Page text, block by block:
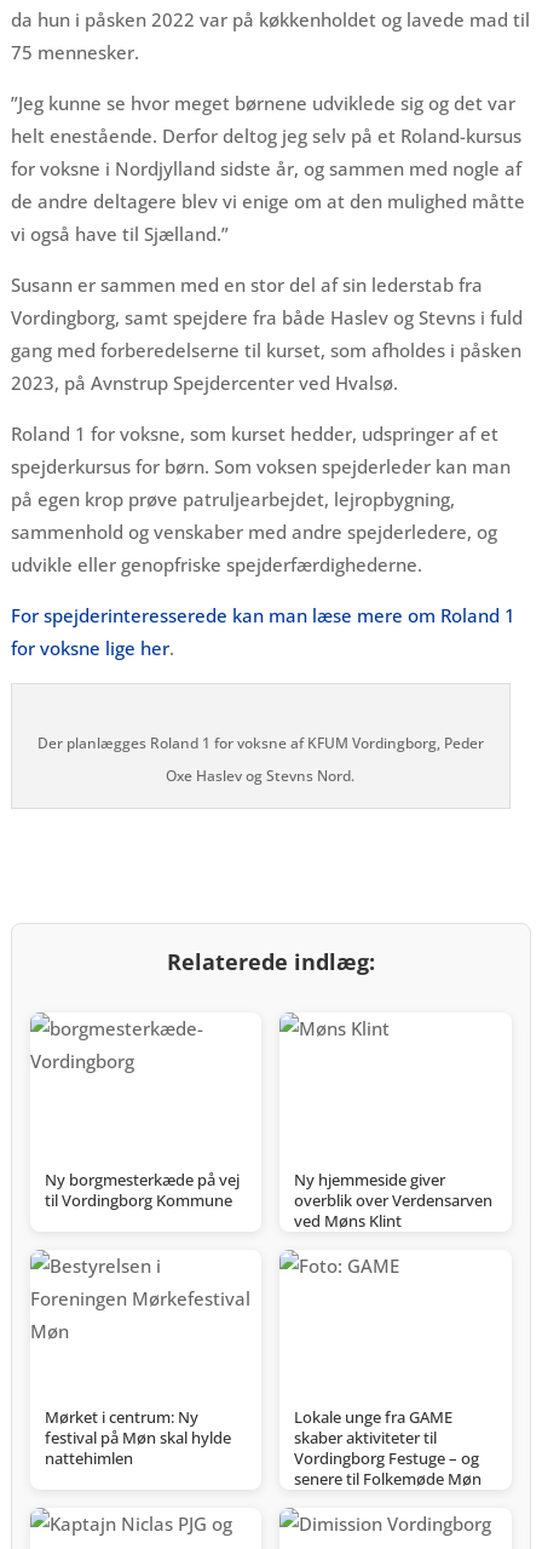
da hun i påsken 2022 var på køkkenholdet og lavede mad til
75 mennesker.
”Jeg kunne se hvor meget børnene udviklede sig og det var
helt enestående. Derfor deltog jeg selv på et Roland-kursus
for voksne i Nordjylland sidste år, og sammen med nogle af
de andre deltagere blev vi enige om at den mulighed måtte
vi også have til Sjælland.”
Susann er sammen med en stor del af sin lederstab fra
Vordingborg, samt spejdere fra både Haslev og Stevns i fuld
gang med forberedelserne til kurset, som afholdes i påsken
2023, på Avnstrup Spejdercenter ved Hvalsø.
Roland 1 for voksne, som kurset hedder, udspringer af et
spejderkursus for børn. Som voksen spejderleder kan man
på egen krop prøve patruljearbejdet, lejropbygning,
sammenhold og venskaber med andre spejderledere, og
udvikle eller genopfriske spejderfærdighederne.
For spejderinteresserede kan man læse mere om Roland 1
for voksne lige her.
Der planlægges Roland 1 for voksne af KFUM Vordingborg, Peder
Oxe Haslev og Stevns Nord.
Relaterede indlæg:
Ny borgmesterkæde på vej
til Vordingborg Kommune
Ny hjemmeside giver
overblik over Verdensarven
ved Møns Klint
Mørket i centrum: Ny
festival på Møn skal hylde
nattehimlen
Lokale unge fra GAME
skaber aktiviteter til
Vordingborg Festuge – og
senere til Folkemøde Møn